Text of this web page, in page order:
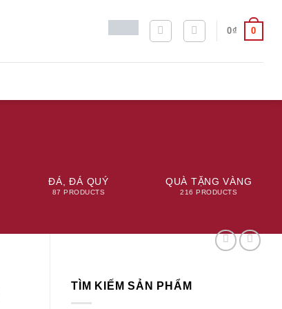
0₫ 0
ĐÁ, ĐÁ QUÝ
87 PRODUCTS
QUÀ TẶNG VÀNG
216 PRODUCTS
TÌM KIẾM SẢN PHẨM